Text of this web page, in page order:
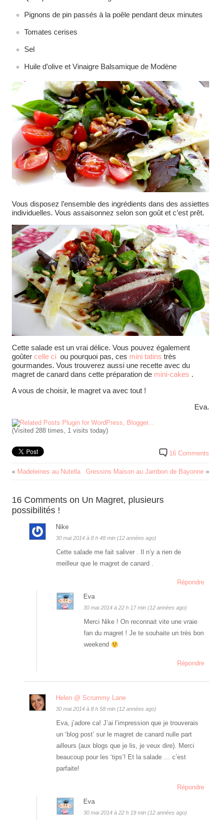
Pignons de pin passés à la poêle pendant deux minutes
Tomates cerises
Sel
Huile d’olive et Vinaigre Balsamique de Modène
Vous disposez l’ensemble des ingrédients dans des assiettes
individuelles. Vous assaisonnez selon son goût et c’est prêt.
Cette salade est un vrai délice. Vous pouvez également
goûter celle ci ou pourquoi pas, ces mini tatins très
gourmandes. Vous trouverez aussi une recette avec du
magret de canard dans cette préparation de mini-cakes .
A vous de choisir, le magret va avec tout !
Eva.
(Visited 288 times, 1 visits today)
16 Comments
« Madeleines au Nutella Gressins Maison au Jambon de Bayonne »
16 Comments on Un Magret, plusieurs
possibilités !
Nike
30 mai 2014 à 8 h 48 min (12 années ago)
Cette salade me fait saliver . Il n’y a rien de
meilleur que le magret de canard .
Répondre
Eva
30 mai 2014 à 22 h 17 min (12 années ago)
Merci Nike ! On reconnait vite une vraie
fan du magret ! Je te souhaite un très bon
weekend
Répondre
Helen @ Scrummy Lane
30 mai 2014 à 8 h 58 min (12 années ago)
Eva, j’adore ca! J’ai l’impression que je trouverais
un ‘blog post’ sur le magret de canard nulle part
ailleurs (aux blogs que je lis, je veux dire). Merci
beaucoup pour les ‘tips’! Et la salade … c’est
parfaite!
Répondre
Eva
30 mai 2014 à 22 h 19 min (12 années ago)